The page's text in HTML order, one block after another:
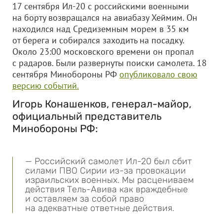
17 сентября Ил-20 с российскими военными
на борту возвращался на авиабазу Хеймим. Он
находился над Средиземным морем в 35 км
от берега и собирался заходить на посадку.
Около 23:00 московского времени он пропал
с радаров. Были развернуты поиски самолета. 18
сентября Минобороны РФ опубликовало свою
версию событий.
Игорь Конашенков, генерал-майор,
официальный представитель
Минобороны РФ:
— Российский самолет Ил-20 был сбит
силами ПВО Сирии из-за провокации
израильских военных. Мы расцениваем
действия Тель-Авива как враждебные
и оставляем за собой право
на адекватные ответные действия.